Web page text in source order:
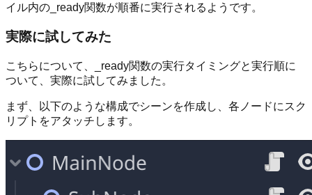
イル内の_ready関数が順番に実行されるようです。
実際に試してみた
こちらについて、_ready関数の実行タイミングと実行順に
ついて、実際に試してみました。
まず、以下のような構成でシーンを作成し、各ノードにスク
リプトをアタッチします。